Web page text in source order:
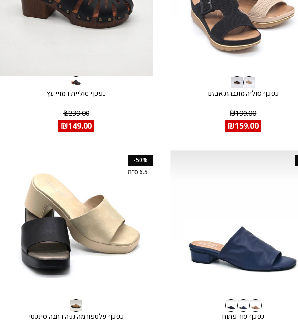
כפכף סוליה מוגבהת אבזם
₪199.00
₪159.00
כפכף סוליית דמויי עץ
₪239.00
₪149.00
כפכף עור פתוח
-50%
6.5 ס"מ
כפכף פלטפורמה גפה רחבה סינטטי